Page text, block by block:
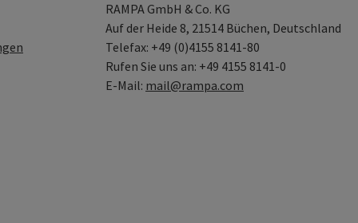
RAMPA GmbH & Co. KG
Auf der Heide 8, 21514 Büchen, Deutschland
Telefax: +49 (0)4155 8141-80
Rufen Sie uns an: +49 4155 8141-0
E-Mail: mail@rampa.com